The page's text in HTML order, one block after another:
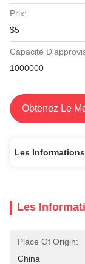
Prix:
$5
Capacité
1000000
Obtenez Le
Les
Les
Place Of Origin:
China